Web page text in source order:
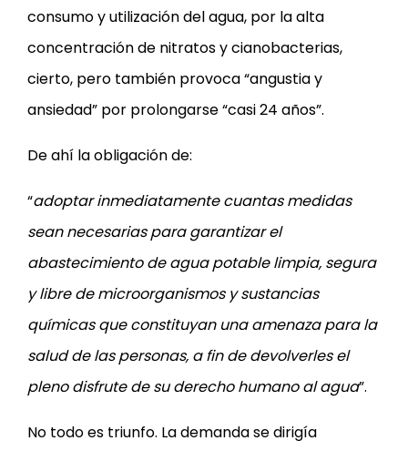
consumo y utilización del agua, por la alta
concentración de nitratos y cianobacterias,
cierto, pero también provoca “angustia y
ansiedad” por prolongarse “casi 24 años”.
De ahí la obligación de:
“adoptar inmediatamente cuantas medidas
sean necesarias para garantizar el
abastecimiento de agua potable limpia, segura
y libre de microorganismos y sustancias
químicas que constituyan una amenaza para la
salud de las personas, a fin de devolverles el
pleno disfrute de su derecho humano al agua”.
No todo es triunfo. La demanda se dirigía